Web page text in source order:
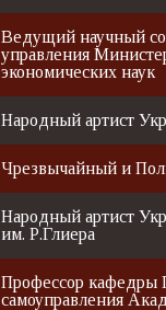
Ведущий научный
управления
экономических наук
Народный артист
Чрезвычайный и
Народный артист
им. Р.Глиера
Профессор кафедры
самоуправления